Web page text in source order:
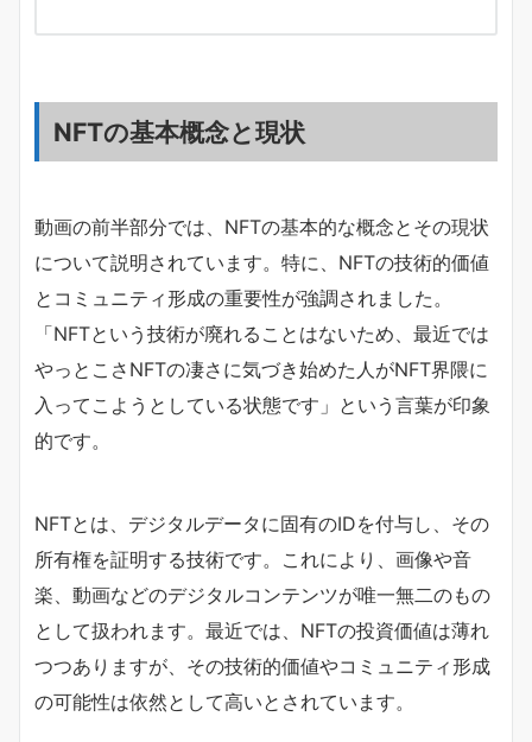
NFTの基本概念と現状
動画の前半部分では、NFTの基本的な概念とその現状
について説明されています。特に、NFTの技術的価値
とコミュニティ形成の重要性が強調されました。
「NFTという技術が廃れることはないため、最近では
やっとこさNFTの凄さに気づき始めた人がNFT界隈に
入ってこようとしている状態です」という言葉が印象
的です。
NFTとは、デジタルデータに固有のIDを付与し、その
所有権を証明する技術です。これにより、画像や音
楽、動画などのデジタルコンテンツが唯一無二のもの
として扱われます。最近では、NFTの投資価値は薄れ
つつありますが、その技術的価値やコミュニティ形成
の可能性は依然として高いとされています。